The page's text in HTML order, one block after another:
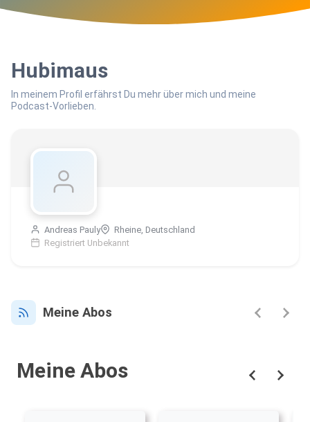
Hubimaus
In meinem Profil erfährst Du mehr über mich und meine
Podcast-Vorlieben.
Andreas Pauly
Rheine, Deutschland
Registriert Unbekannt
Meine Abos
Meine Abos